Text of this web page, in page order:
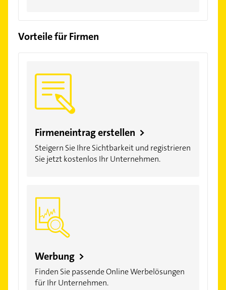
Vorteile für Firmen
Firmeneintrag erstellen >
Steigern Sie Ihre Sichtbarkeit und registrieren
Sie jetzt kostenlos Ihr Unternehmen.
Werbung >
Finden Sie passende Online Werbelösungen
für Ihr Unternehmen.